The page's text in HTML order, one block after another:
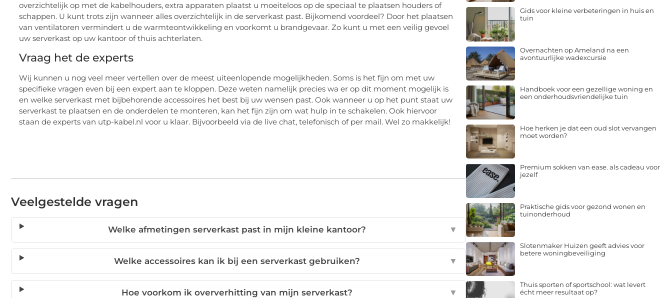
overzichtelijk op met de kabelhouders, extra apparaten plaatst u moeiteloos op de speciaal te plaatsen houders of
schappen. U kunt trots zijn wanneer alles overzichtelijk in de serverkast past. Bijkomend voordeel? Door het plaatsen
van ventilatoren vermindert u de warmteontwikkeling en voorkomt u brandgevaar. Zo kunt u met een veilig gevoel
uw serverkast op uw kantoor of thuis achterlaten.
Vraag het de experts
Wij kunnen u nog veel meer vertellen over de meest uiteenlopende mogelijkheden. Soms is het fijn om met uw
specifieke vragen even bij een expert aan te kloppen. Deze weten namelijk precies wa er op dit moment mogelijk is
en welke serverkast met bijbehorende accessoires het best bij uw wensen past. Ook wanneer u op het punt staat uw
serverkast te plaatsen en de onderdelen te monteren, kan het fijn zijn om wat hulp in te schakelen. Ook hiervoor
staan de experts van utp-kabel.nl voor u klaar. Bijvoorbeeld via de live chat, telefonisch of per mail. Wel zo makkelijk!
Veelgestelde vragen
Welke afmetingen serverkast past in mijn kleine kantoor? ▼
Welke accessoires kan ik bij een serverkast gebruiken? ▼
Hoe voorkom ik oververhitting van mijn serverkast? ▼
Gids voor kleine verbeteringen in huis en
tuin
Overnachten op Ameland na een
avontuurlijke wadexcursie
Handboek voor een gezellige woning en
een onderhoudsvriendelijke tuin
Hoe herken je dat een oud slot vervangen
moet worden?
Premium sokken van ease. als cadeau voor
jezelf
Praktische gids voor gezond wonen en
tuinonderhoud
Slotenmaker Huizen geeft advies voor
betere woningbeveiliging
Thuis sporten of sportschool: wat levert
écht meer resultaat op?